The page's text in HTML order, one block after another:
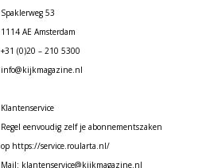
Spaklerweg 53
1114 AE Amsterdam
+31 (0)20 – 210 5300
info@kijkmagazine.nl
Klantenservice
Regel eenvoudig zelf je abonnementszaken
op https://service.roularta.nl/
Mail: klantenservice@kijkmagazine.nl